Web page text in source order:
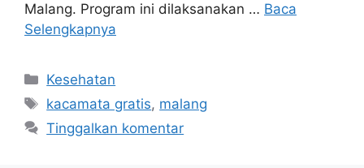
Malang. Program ini dilaksanakan … Baca
Selengkapnya
Kesehatan
kacamata gratis, malang
Tinggalkan komentar